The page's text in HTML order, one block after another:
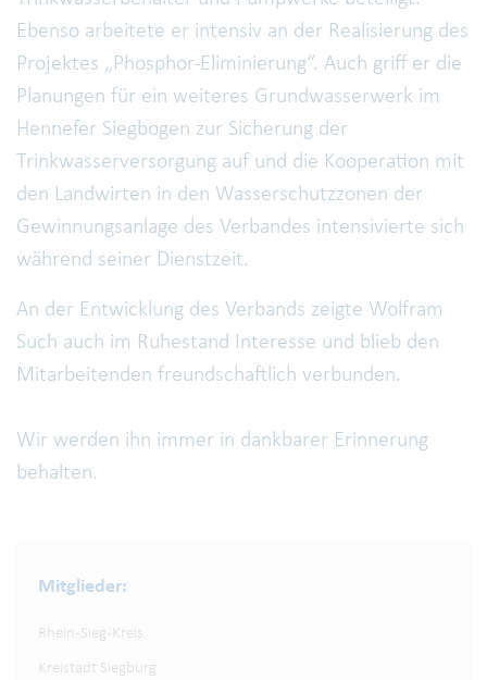
Ebenso arbeitete er intensiv an der Realisierung des
Projektes „Phosphor-Eliminierung“. Auch griff er die
Planungen für ein weiteres Grundwasserwerk im
Hennefer Siegbogen zur Sicherung der
Trinkwasserversorgung auf und die Kooperation mit
den Landwirten in den Wasserschutzzonen der
Gewinnungsanlage des Verbandes intensivierte sich
während seiner Dienstzeit.
An der Entwicklung des Verbands zeigte Wolfram
Such auch im Ruhestand Interesse und blieb den
Mitarbeitenden freundschaftlich verbunden.
Wir werden ihn immer in dankbarer Erinnerung
behalten.
Mitglieder:
Rhein-Sieg-Kreis
Kreistadt Siegburg